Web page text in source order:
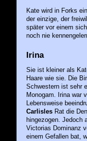
Kate wird in Forks
der einzige, der
später vor einem
noch nie
Irina
Sie ist kleiner als
Haare wie sie. Die
Schwestern ist sehr
Monogam. Irina war
Lebensweise
CarlislesRat die
hingezogen. Jedoch
Victorias Dominanz
einem Gefallen bat,